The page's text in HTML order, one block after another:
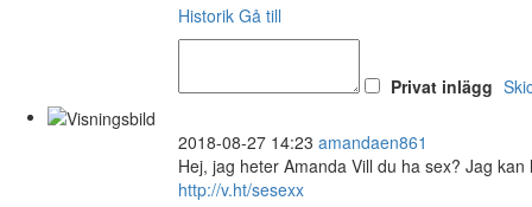
Historik Gå till
Privat inlägg
2018-08-27 14:23 amandaen861
Hej, jag heter Amanda Vill du ha sex? Jag
http://v.ht/sesexx